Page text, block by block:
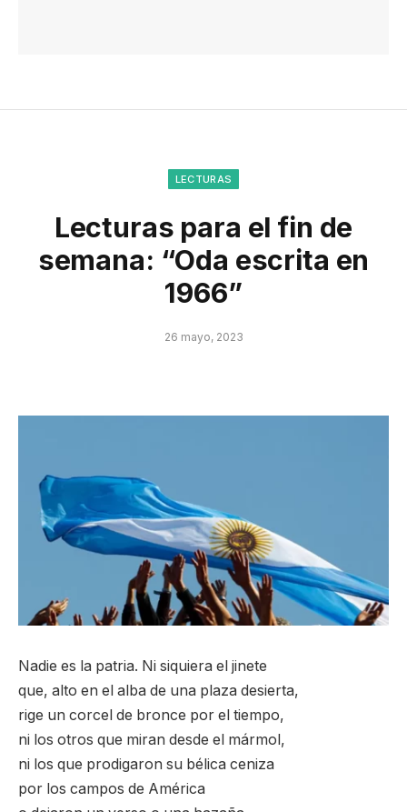
LECTURAS
Lecturas para el fin de
semana: “Oda escrita en
1966”
26 mayo, 2023
Nadie es la patria. Ni siquiera el jinete
que, alto en el alba de una plaza desierta,
rige un corcel de bronce por el tiempo,
ni los otros que miran desde el mármol,
ni los que prodigaron su bélica ceniza
por los campos de América